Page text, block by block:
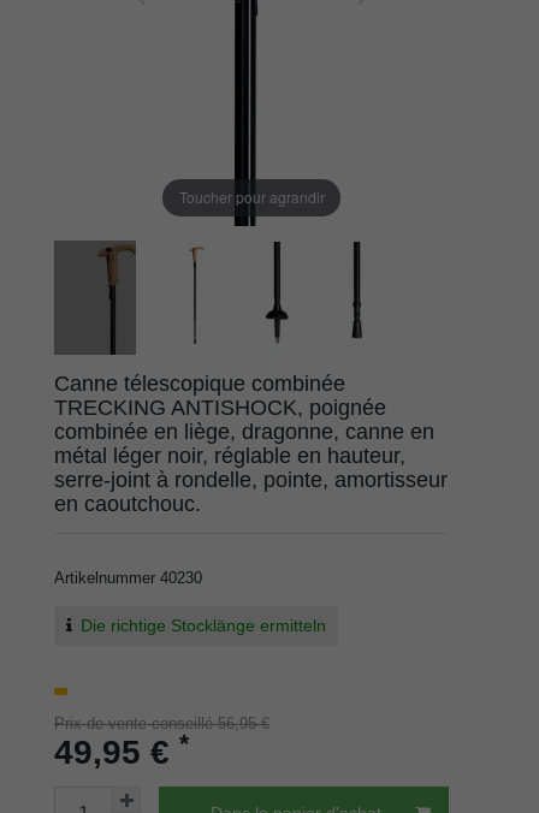
Toucher pour agrandir
Canne télescopique combinée
TRECKING ANTISHOCK, poignée
combinée en liège, dragonne, canne en
métal léger noir, réglable en hauteur,
serre-joint à rondelle, pointe, amortisseur
en caoutchouc.
Artikelnummer 40230
Die richtige Stocklänge ermitteln
Prix de vente conseillé 56,95 €
49,95 € *